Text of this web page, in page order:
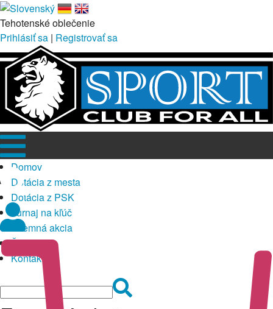
Tehotenské oblečenie
Prihlásiť sa | Registrovať sa
Domov
Dotácia z mesta
Dotácia z PSK
Turnaj na kľúč
Firemná akcia
Športy
Kontakt